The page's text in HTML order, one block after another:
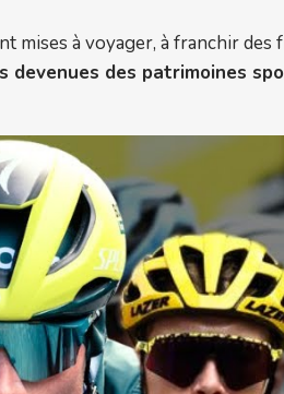
mises à voyager, à franchir
devenues des patrimoines